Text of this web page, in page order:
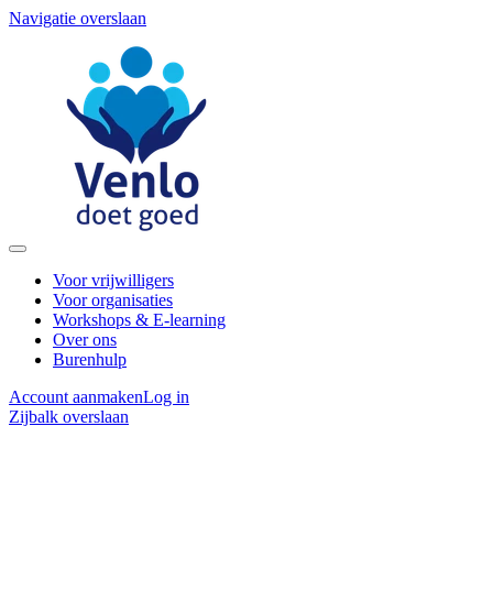
Navigatie overslaan
Voor vrijwilligers
Voor organisaties
Workshops & E-learning
Over ons
Burenhulp
Account aanmakenLog in
Zijbalk overslaan